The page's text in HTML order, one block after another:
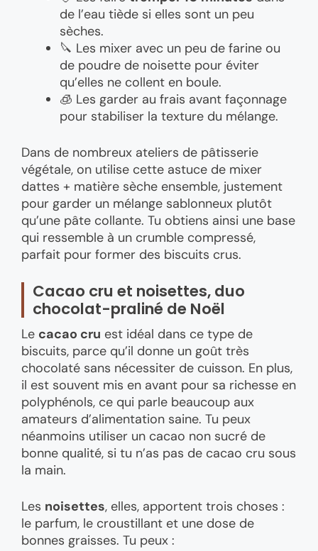
de l’eau tiède si elles sont un peu
sèches.
🔪 Les mixer avec un peu de farine ou
de poudre de noisette pour éviter
qu’elles ne collent en boule.
🧊 Les garder au frais avant façonnage
pour stabiliser la texture du mélange.
Dans de nombreux ateliers de pâtisserie
végétale, on utilise cette astuce de mixer
dattes + matière sèche ensemble, justement
pour garder un mélange sablonneux plutôt
qu’une pâte collante. Tu obtiens ainsi une base
qui ressemble à un crumble compressé,
parfait pour former des biscuits crus.
Cacao cru et noisettes, duo
chocolat-praliné de Noël
Le cacao cru est idéal dans ce type de
biscuits, parce qu’il donne un goût très
chocolaté sans nécessiter de cuisson. En plus,
il est souvent mis en avant pour sa richesse en
polyphénols, ce qui parle beaucoup aux
amateurs d’alimentation saine. Tu peux
néanmoins utiliser un cacao non sucré de
bonne qualité, si tu n’as pas de cacao cru sous
la main.
Les noisettes, elles, apportent trois choses :
le parfum, le croustillant et une dose de
bonnes graisses. Tu peux :